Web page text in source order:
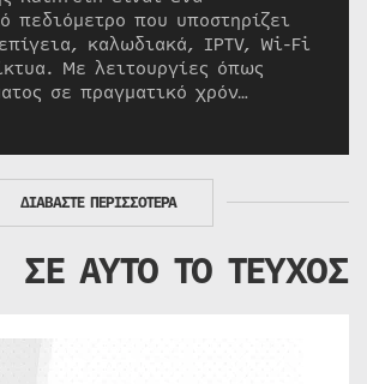
πεδιόμετρο που υποστηρίζει
καλωδιακά, IPTV, Wi-Fi
Με λειτουργίες όπως
σε πραγματικό χρόν…
ΔΙΑΒΑΣΤΕ ΠΕΡΙΣΣΟΤΕΡΑ
ΣΕ ΑΥΤΟ ΤΟ ΤΕΥΧΟΣ